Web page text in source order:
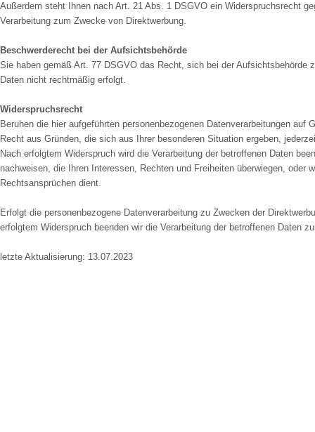
Außerdem steht Ihnen nach Art. 21 Abs. 1 DSGVO ein Widerspruchsrecht
Verarbeitung zum Zwecke von Direktwerbung.
Beschwerderecht bei der Aufsichtsbehörde
Sie haben gemäß Art. 77 DSGVO das Recht, sich bei der Aufsichtsbehörde
Daten nicht rechtmäßig erfolgt.
Widerspruchsrecht
Beruhen die hier aufgeführten personenbezogenen Datenverarbeitungen
Recht aus Gründen, die sich aus Ihrer besonderen Situation ergeben,
Nach erfolgtem Widerspruch wird die Verarbeitung der betroffenen Daten
nachweisen, die Ihren Interessen, Rechten und Freiheiten überwiegen, oder
Rechtsansprüchen dient.
Erfolgt die personenbezogene Datenverarbeitung zu Zwecken der
erfolgtem Widerspruch beenden wir die Verarbeitung der betroffenen Daten
letzte Aktualisierung: 13.07.2023